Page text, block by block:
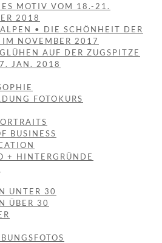
MOTIV VOM 18.-21.
2018
• DIE SCHÖNHEIT DER
IM NOVEMBER 2017
AUF DER ZUGSPITZE
JAN. 2018
FOTOKURS
BUSINESS
+ HINTERGRÜNDE
UNTER 30
ÜBER 30